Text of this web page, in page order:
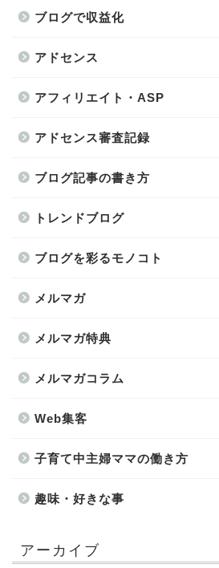
ブログで収益化
アドセンス
アフィリエイト・ASP
アドセンス審査記録
ブログ記事の書き方
トレンドブログ
ブログを彩るモノコト
メルマガ
メルマガ特典
メルマガコラム
Web集客
子育て中主婦ママの働き方
趣味・好きな事
アーカイブ